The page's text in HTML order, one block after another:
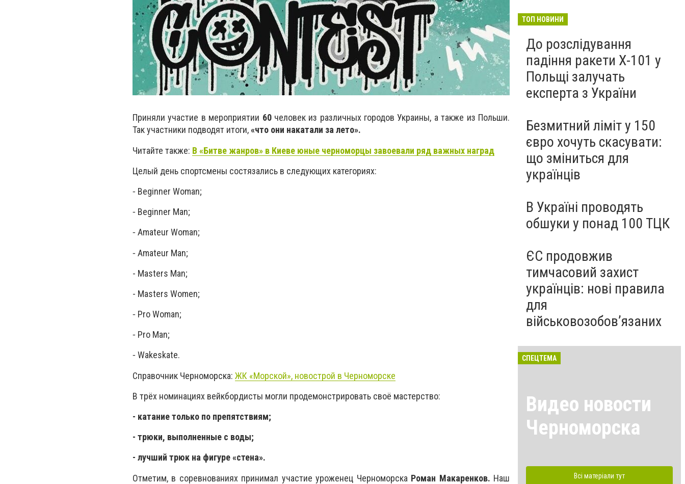
Приняли участие в мероприятии 60человек из различных городов Украины, а также из Польши.
Так участники подводят итоги,«что они накатали за лето».
Читайте также: В «Битве жанров» в Киеве юные черноморцы завоевали ряд важных наград
Целый день спортсмены состязались в следующих категориях:
⁃ Beginner Woman;
⁃ Beginner Man;
⁃ Amateur Woman;
⁃ Amateur Man;
- Masters Man;
- Masters Women;
⁃ Pro Woman;
⁃ Pro Man;
⁃ Wakeskate.
Справочник Черноморска: ЖК «Морской», новострой в Черноморске
В трёх номинациях вейкбордисты могли продемонстрировать своё мастерство:
- катание только по препятствиям;
- трюки, выполненные с воды;
- лучший трюк на фигуре «стена».
Отметим, в соревнованиях принимал участие уроженец Черноморска Роман Макаренков. Наш
ТОП НОВИНИ
До розслідування
падіння ракети Х-101 у
Польщі залучать
експерта з України
Безмитний ліміт у 150
євро хочуть скасувати:
що зміниться для
українців
В Україні проводять
обшуки у понад 100 ТЦК
ЄС продовжив
тимчасовий захист
українців: нові правила
для
військовозобов’язаних
СПЕЦТЕМА
Видео новости
Черноморска
Всі матеріали тут